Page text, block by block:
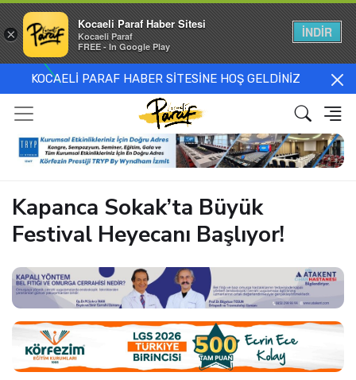
KOCAELİ PARAF HABER SİTESİNE HOŞ GELDİNİZ
Kapanca Sokak’ta Büyük
Festival Heyecanı Başlıyor!
×
Kocaeli Paraf Haber Sitesi
Kocaeli Paraf
FREE - In Google Play
İNDİR